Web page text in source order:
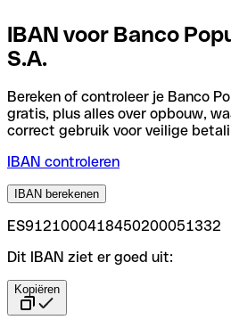
IBAN voor Banco
S.A.
Bereken of controleer je Banco
gratis, plus alles over opbouw,
correct gebruik voor veilige
IBAN controleren
IBAN berekenen
ES9121000418450200051332
Dit IBAN ziet er goed uit:
Kopiëren